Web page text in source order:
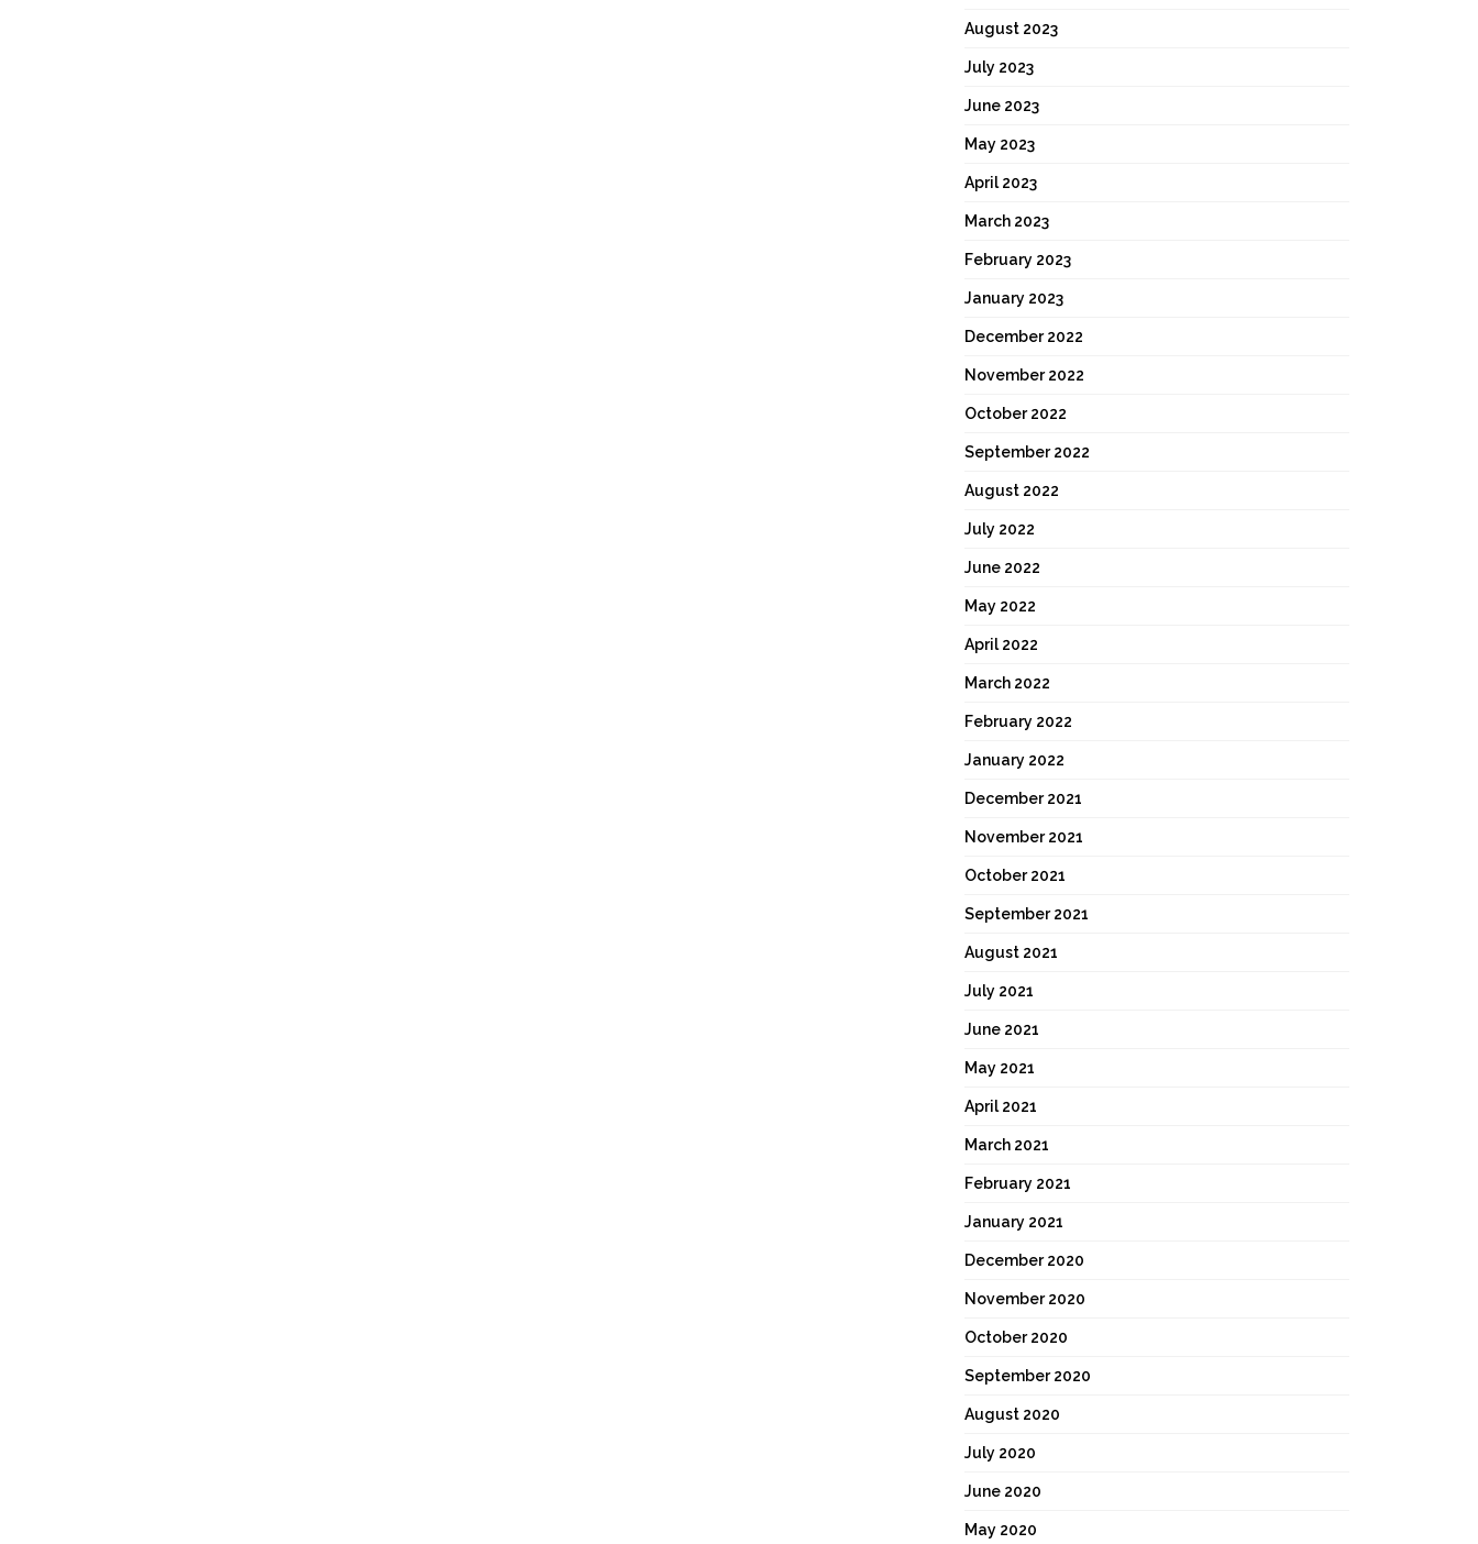
August 2023
July 2023
June 2023
May 2023
April 2023
March 2023
February 2023
January 2023
December 2022
November 2022
October 2022
September 2022
August 2022
July 2022
June 2022
May 2022
April 2022
March 2022
February 2022
January 2022
December 2021
November 2021
October 2021
September 2021
August 2021
July 2021
June 2021
May 2021
April 2021
March 2021
February 2021
January 2021
December 2020
November 2020
October 2020
September 2020
August 2020
July 2020
June 2020
May 2020